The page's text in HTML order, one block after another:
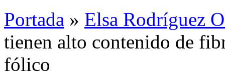
Portada » Elsa Rodríguez
tienen alto contenido de
fólico